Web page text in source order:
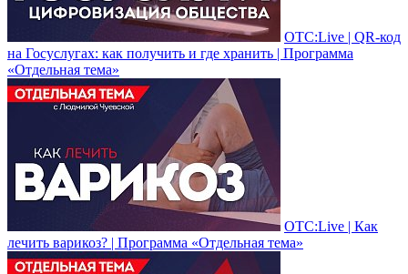
ОТС:Live | QR-код
на Госуслугах: как получить и где хранить | Программа
«Отдельная тема»
ОТС:Live | Как
лечить варикоз? | Программа «Отдельная тема»